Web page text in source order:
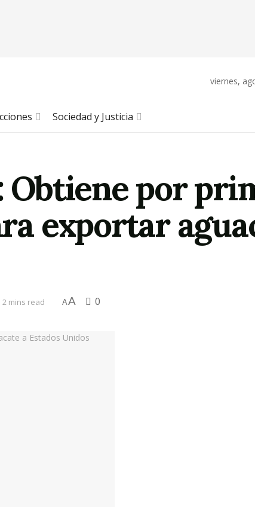
viernes,
Sociedad y Justicia
por
exportar
2 mins read AA 0